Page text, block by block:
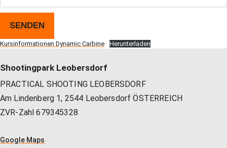
Kursinformationen Dynamic Carbine Herunterladen
Shootingpark Leobersdorf
PRACTICAL SHOOTING LEOBERSDORF
Am Lindenberg 1, 2544 Leobersdorf ÖSTERREICH
ZVR-Zahl 679345328
Google Maps